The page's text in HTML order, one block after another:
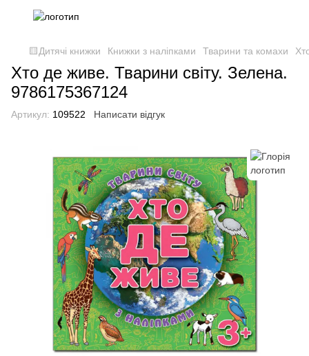
🟨Дитячі книжки Книжки з наліпками Тварини та комахи
Хто де живе. Тварини світу. Зелена.
9786175367124
Артикул: 109522 Написати відгук